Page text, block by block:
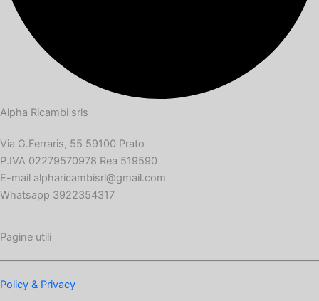
Alpha Ricambi srls
Via G.Ferraris, 55 59100 Prato
P.IVA 02279570978 Rea 519590
E-mail alpharicambisrl@gmail.com
Whatsapp 3922354317
Pagine utili
Policy & Privacy